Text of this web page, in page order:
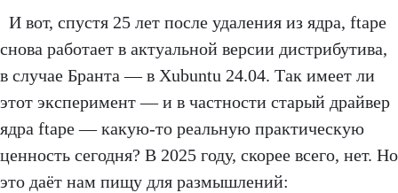
И вот, спустя 25 лет после удаления из ядра, ftape
снова работает в актуальной версии дистрибутива,
в случае Бранта — в Xubuntu 24.04. Так имеет ли
этот эксперимент — и в частности старый драйвер
ядра ftape — какую-то реальную практическую
ценность сегодня? В 2025 году, скорее всего, нет. Но
это даёт нам пищу для размышлений: